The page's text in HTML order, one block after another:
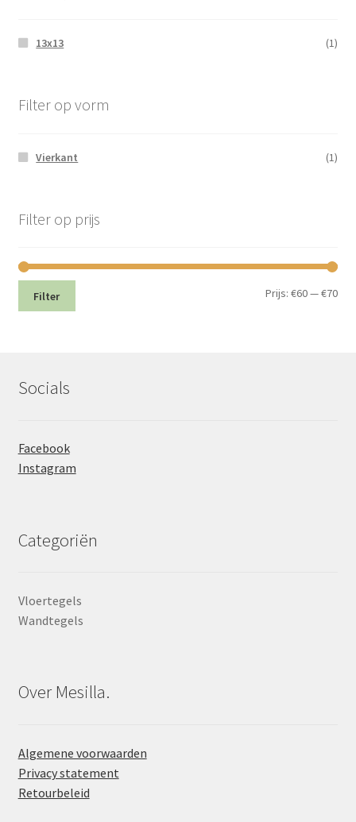
13x13 (1)
Filter op vorm
Vierkant (1)
Filter op prijs
Min.
Filter Prijs:€60—€70
Socials
Facebook
Instagram
Categoriën
Vloertegels
Wandtegels
Over Mesilla.
Algemene voorwaarden
Privacy statement
Retourbeleid